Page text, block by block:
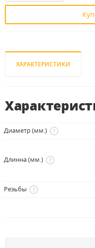
ХАРАКТЕРИСТИКИ
Диаметр (мм.)
Длинна (мм.)
Резьбы